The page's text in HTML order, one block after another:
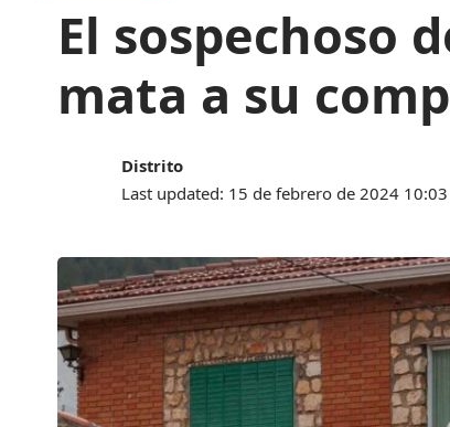
El sospechoso
mata a su
Last updated: 15 de febrero de 2024 10:03
Distrito